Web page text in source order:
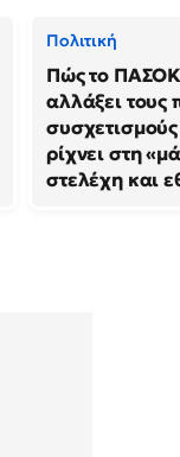
Πολιτική
Πώς το ΠΑΣΟΚ
αλλάξει τους
ρίχνει στη
στελέχη και